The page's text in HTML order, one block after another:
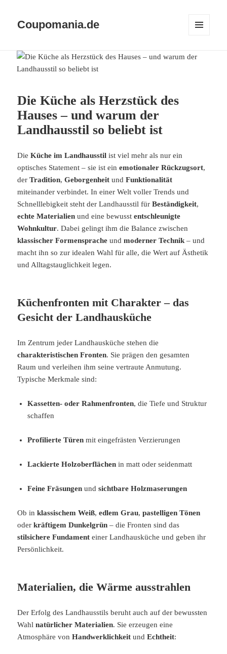
Coupomania.de
WIDGETS
Die Küche als Herzstück des
Hauses – und warum der
Landhausstil so beliebt ist
DieKüche im Landhausstil ist viel mehr als nur ein
optisches Statement – sie ist einemotionaler Rückzugsort,
derTradition,Geborgenheit undFunktionalität
miteinander verbindet. In einer Welt voller Trends und
Schnelllebigkeit steht der Landhausstil fürBeständigkeit,
echte Materialien und eine bewusstentschleunigte
Wohnkultur. Dabei gelingt ihm die Balance zwischen
klassischer Formensprache undmoderner Technik – und
macht ihn so zur idealen Wahl für alle, die Wert auf Ästhetik
und Alltagstauglichkeit legen.
Küchenfronten mit Charakter – das
Gesicht der Landhausküche
Im Zentrum jeder Landhausküche stehen die
charakteristischen Fronten. Sie prägen den gesamten
Raum und verleihen ihm seine vertraute Anmutung.
Typische Merkmale sind:
Kassetten- oder Rahmenfronten, die Tiefe und Struktur
schaffen
Profilierte Türen mit eingefrästen Verzierungen
Lackierte Holzoberflächen in matt oder seidenmatt
Feine Fräsungen undsichtbare Holzmaserungen
Ob inklassischem Weiß,edlem Grau,pastelligen Tönen
oderkräftigem Dunkelgrün – die Fronten sind das
stilsichere Fundament einer Landhausküche und geben ihr
Persönlichkeit.
Materialien, die Wärme ausstrahlen
Der Erfolg des Landhausstils beruht auch auf der bewussten
Wahlnatürlicher Materialien. Sie erzeugen eine
Atmosphäre vonHandwerklichkeit undEchtheit: